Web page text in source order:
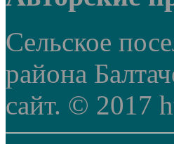
Сельское
района
сайт. © 2017